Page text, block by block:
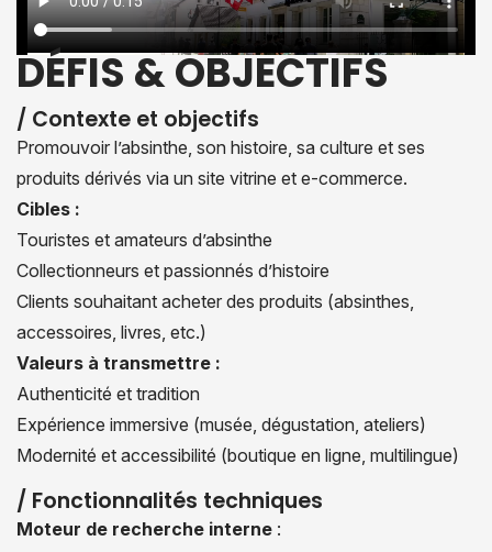
DÉFIS & OBJECTIFS
/ Contexte et objectifs
Promouvoir l’absinthe, son histoire, sa culture et ses
produits dérivés via un site vitrine et e-commerce.
Cibles :
Touristes et amateurs d’absinthe
Collectionneurs et passionnés d’histoire
Clients souhaitant acheter des produits (absinthes,
accessoires, livres, etc.)
Valeurs à transmettre :
Authenticité et tradition
Expérience immersive (musée, dégustation, ateliers)
Modernité et accessibilité (boutique en ligne, multilingue)
/ Fonctionnalités techniques
Moteur de recherche interne :